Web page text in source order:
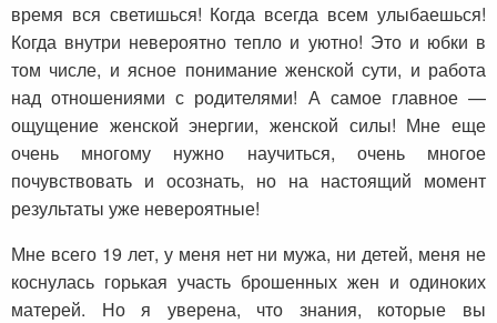
время вся светишься! Когда всегда всем улыбаешься!
Когда внутри невероятно тепло и уютно! Это и юбки в
том числе, и ясное понимание женской сути, и работа
над отношениями с родителями! А самое главное —
ощущение женской энергии, женской силы! Мне еще
очень многому нужно научиться, очень многое
почувствовать и осознать, но на настоящий момент
результаты уже невероятные!
Мне всего 19 лет, у меня нет ни мужа, ни детей, меня не
коснулась горькая участь брошенных жен и одиноких
матерей. Но я уверена, что знания, которые вы